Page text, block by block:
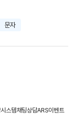
문자
스템채팅상담ARS이벤트